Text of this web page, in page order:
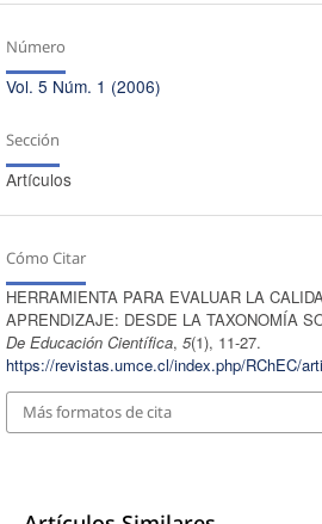
Número
Vol. 5 Núm. 1 (2006)
Sección
Artículos
Cómo Citar
HERRAMIENTA PARA EVALUAR LA
APRENDIZAJE: DESDE LA TAXONOMÍA
De Educación Científica, 5(1), 11-27.
https://revistas.umce.cl/index.php/RChEC/
Más formatos de cita